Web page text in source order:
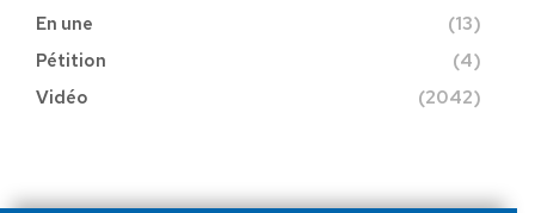
En une
(13)
Pétition
(4)
Vidéo
(2042)